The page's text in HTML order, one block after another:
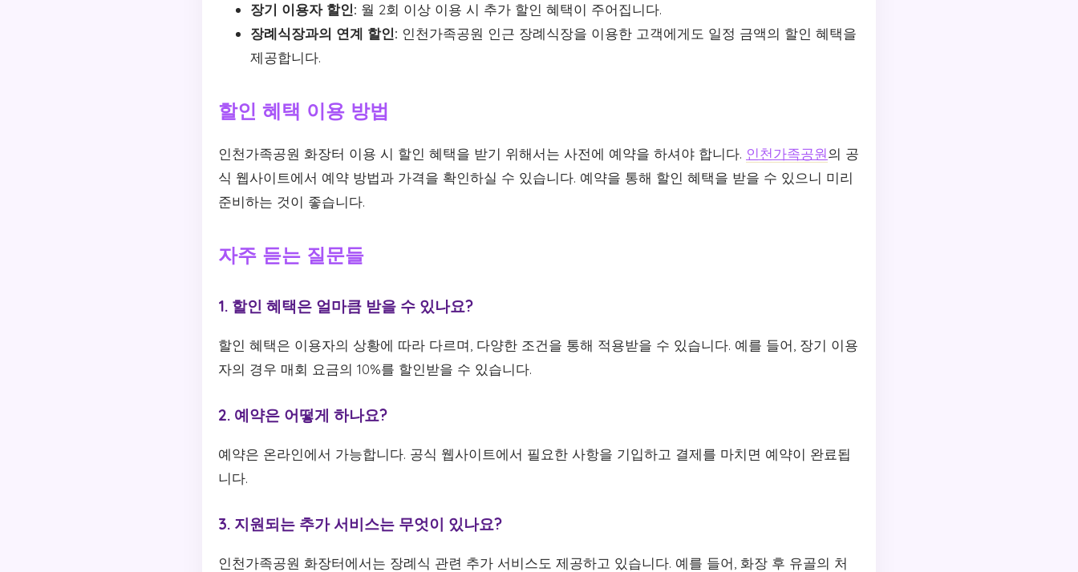
장기 이용자 할인: 월 2회 이상 이용 시 추가 할인 혜택이 주어집니다.
장례식장과의 연계 할인: 인천가족공원 인근 장례식장을 이용한 고객에게도 일정 금액의 할인 혜택을
제공합니다.
할인 혜택 이용 방법
인천가족공원 화장터 이용 시 할인 혜택을 받기 위해서는 사전에 예약을 하셔야 합니다. 인천가족공원의 공
식 웹사이트에서 예약 방법과 가격을 확인하실 수 있습니다. 예약을 통해 할인 혜택을 받을 수 있으니 미리
준비하는 것이 좋습니다.
자주 듣는 질문들
1. 할인 혜택은 얼마큼 받을 수 있나요?
할인 혜택은 이용자의 상황에 따라 다르며, 다양한 조건을 통해 적용받을 수 있습니다. 예를 들어, 장기 이용
자의 경우 매회 요금의 10%를 할인받을 수 있습니다.
2. 예약은 어떻게 하나요?
예약은 온라인에서 가능합니다. 공식 웹사이트에서 필요한 사항을 기입하고 결제를 마치면 예약이 완료됩
니다.
3. 지원되는 추가 서비스는 무엇이 있나요?
인천가족공원 화장터에서는 장례식 관련 추가 서비스도 제공하고 있습니다. 예를 들어, 화장 후 유골의 처